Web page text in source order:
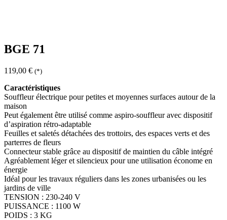
BGE 71
119,00 € (*)
Caractéristiques
Souffleur électrique pour petites et moyennes surfaces autour de la
maison
Peut également être utilisé comme aspiro-souffleur avec dispositif
d’aspiration rétro-adaptable
Feuilles et saletés détachées des trottoirs, des espaces verts et des
parterres de fleurs
Connecteur stable grâce au dispositif de maintien du câble intégré
Agréablement léger et silencieux pour une utilisation économe en
énergie
Idéal pour les travaux réguliers dans les zones urbanisées ou les
jardins de ville
TENSION : 230-240 V
PUISSANCE : 1100 W
POIDS : 3 KG